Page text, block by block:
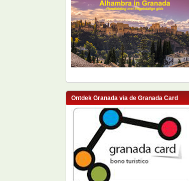
Ontdek Granada via de Granada Card